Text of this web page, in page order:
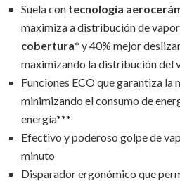
Suela con tecnología
maximiza a distribución de
cobertura* y 40% mejor
maximizando la distribución del
Funciones ECO que garantiza la
minimizando el consumo de
energía***
Efectivo y poderoso golpe de
minuto
Disparador ergonómico que